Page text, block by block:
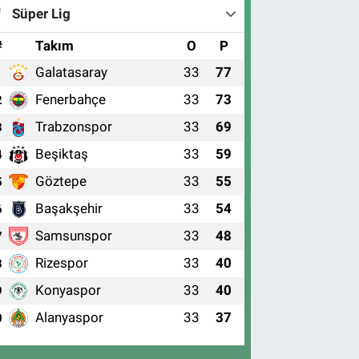
Süper Lig
Takım O P
Galatasaray 33 77
Fenerbahçe 33 73
Trabzonspor 33 69
Beşiktaş 33 59
Göztepe 33 55
Başakşehir 33 54
Samsunspor 33 48
Rizespor 33 40
Konyaspor 33 40
Alanyaspor 33 37